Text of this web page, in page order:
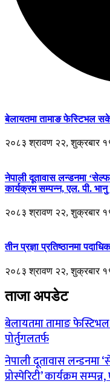
बेलायतमा तामाङ फेस्टिभल
२०८३ श्रावण २२, शुक्रबार
नेपाली दूतावास लन्डनमा
कार्यक्रम सम्पन्न, एल. पी.
२०८३ श्रावण २२, शुक्रबार
तीन प्रज्ञा प्रतिष्ठानमा
२०८३ श्रावण २२, शुक्रबार
ताजा अपडेट
बेलायतमा तामाङ
पोर्तुगलतर्फ
नेपाली दूतावास
प्रोस्पेरिटी’ कार्यक्रम